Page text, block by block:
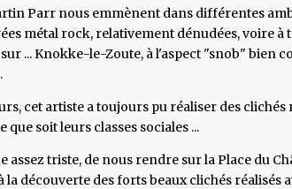
Parr nous emmènent dans différentes
métal rock, relativement dénudées, voire à
sur ... Knokke-le-Zoute, à l'aspect "snob" bien
cet artiste a toujours pu réaliser des clichés
que soit leurs classes sociales ...
assez triste, de nous rendre sur la Place du
la découverte des forts beaux clichés réalisés